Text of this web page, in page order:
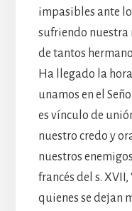
impasibles ante
sufriendo nuestra
de tantos
Ha llegado la
unamos en el
es vínculo de
nuestro credo y
nuestros
francés del s.
quienes se dejan